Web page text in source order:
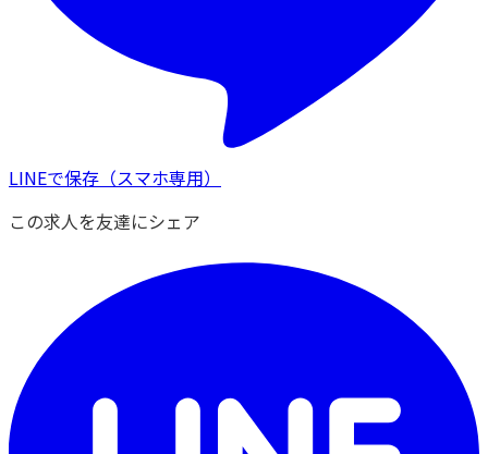
LINEで保存 （スマホ専用）
この求人を友達にシェア